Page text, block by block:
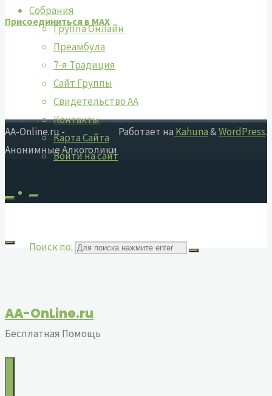
Собрания
Группа Онлайн
Преамбула
7-я Традиция
Сайт Группы
Свидетельство АА
Контакты
Карта Сайта
Войти на сайт
Поиск по:
AA-OnLine.ru
Бесплатная Помощь
Присоединиться в MAX
Работает на Kahuna&WordPress.
AA-Online.ru -
Анонимные Алкоголики